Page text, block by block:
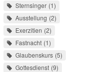
Sternsinger 1
Ausstellung 2
Exerzitien 2
Fastnacht 1
Glaubenskurs 5
Gottesdienst 9